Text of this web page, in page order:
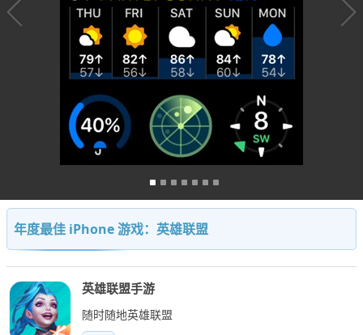
年度最佳 iPhone 游戏：英雄联盟
英雄联盟手游
随时随地英雄联盟